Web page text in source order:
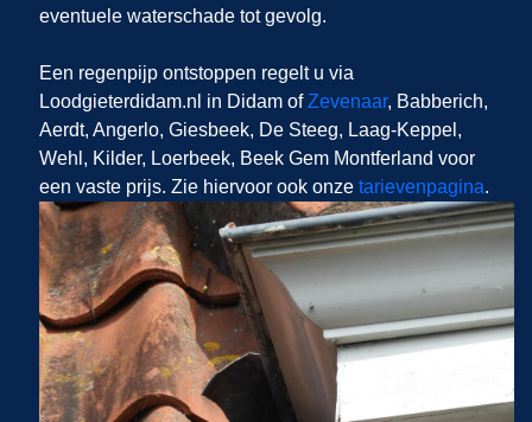
eventuele waterschade tot gevolg.
Een regenpijp ontstoppen regelt u via
Loodgieterdidam.nl in Didam ofZevenaar, Babberich,
Aerdt, Angerlo, Giesbeek, De Steeg, Laag-Keppel,
Wehl, Kilder, Loerbeek, Beek Gem Montferland voor
een vaste prijs. Zie hiervoor ook onze tarievenpagina.